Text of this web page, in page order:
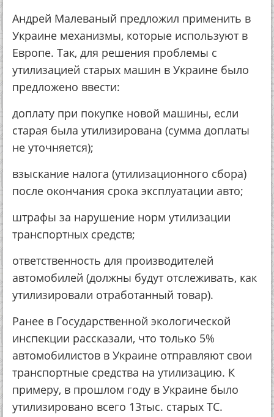
Андрей Малеваный предложил применить в
Украине механизмы, которые используют в
Европе. Так, для решения проблемы с
утилизацией старых машин в Украине было
предложено ввести:
доплату при покупке новой машины, если
старая была утилизирована (сумма доплаты
не уточняется);
взыскание налога (утилизационного сбора)
после окончания срока эксплуатации авто;
штрафы за нарушение норм утилизации
транспортных средств;
ответственность для производителей
автомобилей (должны будут отслеживать, как
утилизировали отработанный товар).
Ранее в Государственной экологической
инспекции рассказали, что только 5%
автомобилистов в Украине отправляют свои
транспортные средства на утилизацию. К
примеру, в прошлом году в Украине было
утилизировано всего 13тыс. старых ТС.